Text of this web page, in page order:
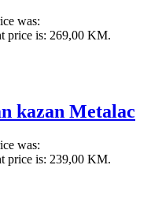
was:
price is: 269,00 KM.
kazan Metalac
was:
price is: 239,00 KM.